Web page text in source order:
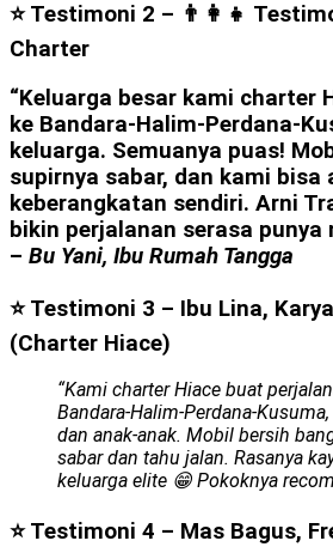
⭐ Testimoni 2 – 👨‍👩‍👧
Charter
“Keluarga besar kami charter
ke Bandara-Halim-Perdana-
keluarga. Semuanya puas!
supirnya sabar, dan kami bisa
keberangkatan sendiri. Arni
bikin perjalanan serasa punya
– Bu Yani, Ibu Rumah Tangga
⭐ Testimoni 3 – Ibu Lina,
(Charter Hiace)
“Kami charter Hiace buat
Bandara-Halim-Perdana-
dan anak-anak. Mobil bersih
sabar dan tahu jalan. Rasanya
keluarga elite 😁 Pokoknya
⭐ Testimoni 4 – Mas Bagus,